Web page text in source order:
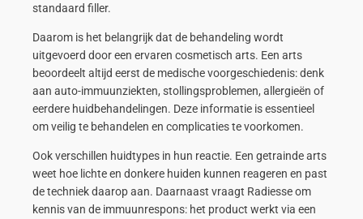
standaard filler.
Daarom is het belangrijk dat de behandeling wordt
uitgevoerd door een ervaren cosmetisch arts. Een arts
beoordeelt altijd eerst de medische voorgeschiedenis: denk
aan auto-immuunziekten, stollingsproblemen, allergieën of
eerdere huidbehandelingen. Deze informatie is essentieel
om veilig te behandelen en complicaties te voorkomen.
Ook verschillen huidtypes in hun reactie. Een getrainde arts
weet hoe lichte en donkere huiden kunnen reageren en past
de techniek daarop aan. Daarnaast vraagt Radiesse om
kennis van de immuunrespons: het product werkt via een